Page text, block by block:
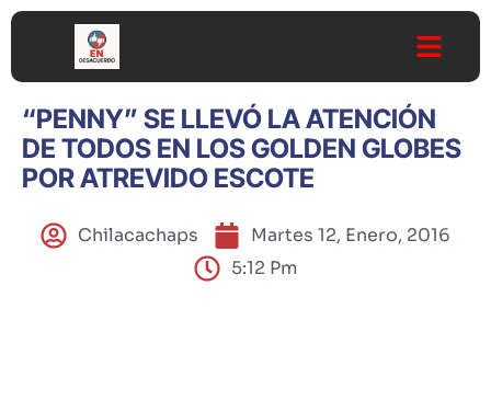
“PENNY” SE LLEVÓ LA ATENCIÓN
DE TODOS EN LOS GOLDEN GLOBES
POR ATREVIDO ESCOTE
Chilacachaps
Martes 12, Enero, 2016
5:12 Pm